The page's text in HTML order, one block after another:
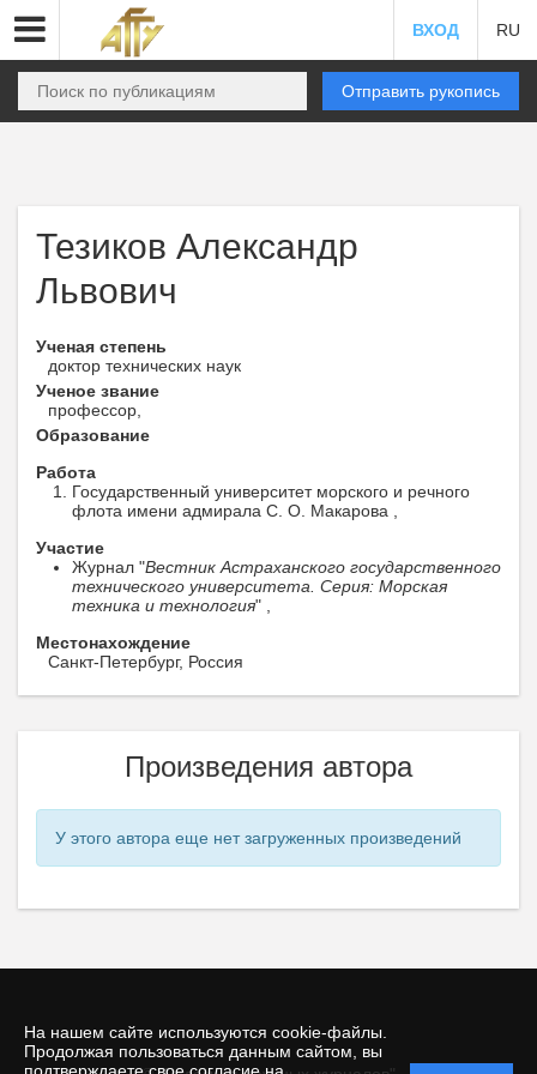
На нашем сайте используются cookie-файлы.
Продолжая пользоваться данным сайтом, вы
ВХОД RU
Отправить рукопись
Тезиков Александр
Львович
Ученая степень
доктор технических наук
Ученое звание
профессор,
Образование
Работа
Государственный университет морского и речного
флота имени адмирала С. О. Макарова ,
Участие
Журнал "Вестник Астраханского государственного
технического университета. Серия: Морская
техника и технология" ,
Местонахождение
Санкт-Петербург, Россия
Произведения автора
У этого автора еще нет загруженных произведений